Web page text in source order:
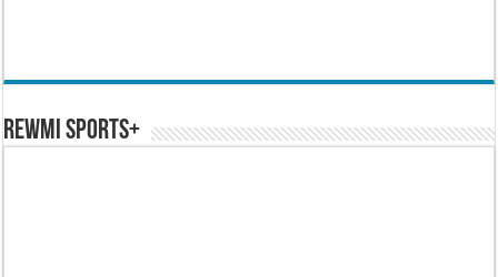
REWMI SPORTS+